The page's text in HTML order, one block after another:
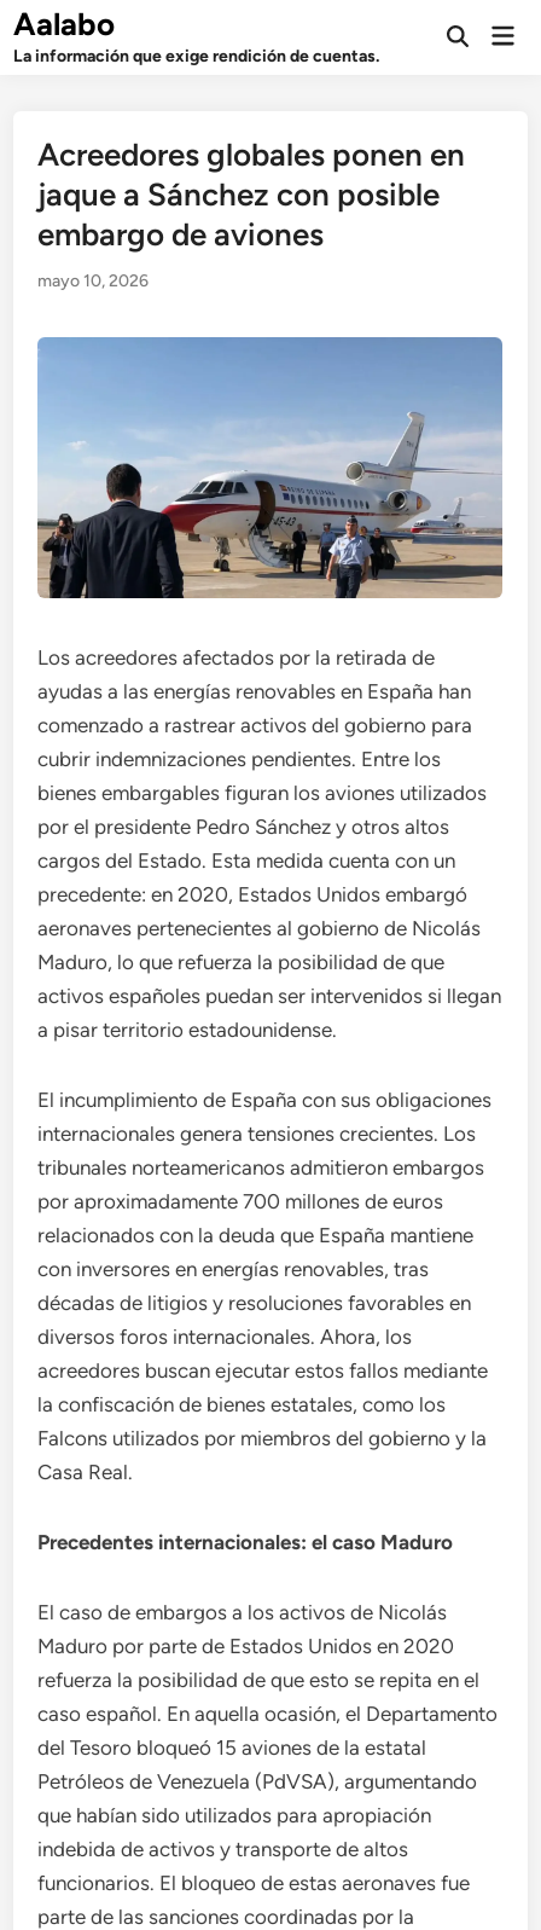
Saltar
contenido
Aalabo
La información que exige rendición de cuentas.
Abrir
Acreedores globales ponen en
jaque a Sánchez con posible
embargo de aviones
mayo 10, 2026
Los acreedores afectados por la retirada de
ayudas a las energías renovables en España han
comenzado a rastrear activos del gobierno para
cubrir indemnizaciones pendientes. Entre los
bienes embargables figuran los aviones utilizados
por el presidente Pedro Sánchez y otros altos
cargos del Estado. Esta medida cuenta con un
precedente: en 2020, Estados Unidos embargó
aeronaves pertenecientes al gobierno de Nicolás
Maduro, lo que refuerza la posibilidad de que
activos españoles puedan ser intervenidos si llegan
a pisar territorio estadounidense.
El incumplimiento de España con sus obligaciones
internacionales genera tensiones crecientes. Los
tribunales norteamericanos admitieron embargos
por aproximadamente 700 millones de euros
relacionados con la deuda que España mantiene
con inversores en energías renovables, tras
décadas de litigios y resoluciones favorables en
diversos foros internacionales. Ahora, los
acreedores buscan ejecutar estos fallos mediante
la confiscación de bienes estatales, como los
Falcons utilizados por miembros del gobierno y la
Casa Real.
Precedentes internacionales: el caso Maduro
El caso de embargos a los activos de Nicolás
Maduro por parte de Estados Unidos en 2020
refuerza la posibilidad de que esto se repita en el
caso español. En aquella ocasión, el Departamento
del Tesoro bloqueó 15 aviones de la estatal
Petróleos de Venezuela (PdVSA), argumentando
que habían sido utilizados para apropiación
indebida de activos y transporte de altos
funcionarios. El bloqueo de estas aeronaves fue
parte de las sanciones coordinadas por la